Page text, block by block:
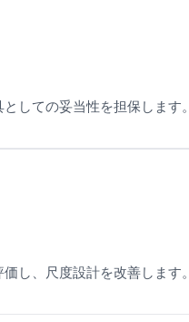
しての妥当性を担保します。
し、尺度設計を改善します。